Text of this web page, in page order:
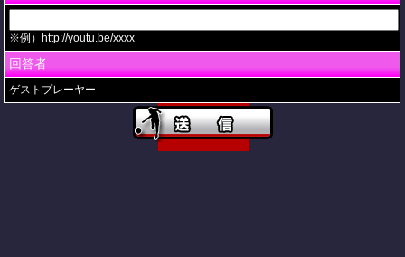
※例）http://youtu.be/xxxx
回答者
ゲストプレーヤー